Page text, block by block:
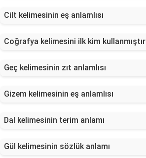
Cilt kelimesinin eş anlamlısı
Coğrafya kelimesini ilk kim kullanmıştır
Geç kelimesinin zıt anlamlısı
Gizem kelimesinin eş anlamlısı
Dal kelimesinin terim anlamı
Gül kelimesinin sözlük anlamı